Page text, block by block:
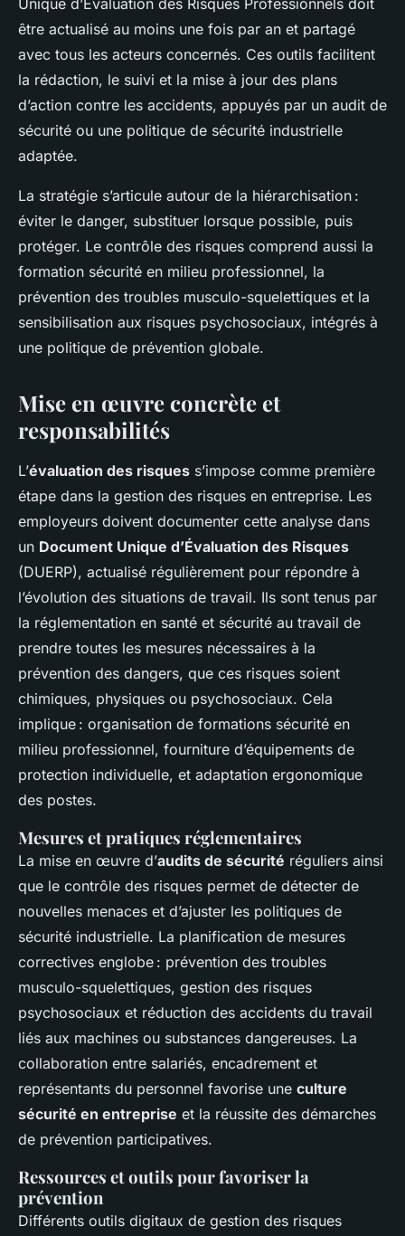
Unique d’Évaluation des Risques Professionnels doit
être actualisé au moins une fois par an et partagé
avec tous les acteurs concernés. Ces outils facilitent
la rédaction, le suivi et la mise à jour des plans
d’action contre les accidents, appuyés par un audit de
sécurité ou une politique de sécurité industrielle
adaptée.
La stratégie s’articule autour de la hiérarchisation :
éviter le danger, substituer lorsque possible, puis
protéger. Le contrôle des risques comprend aussi la
formation sécurité en milieu professionnel, la
prévention des troubles musculo-squelettiques et la
sensibilisation aux risques psychosociaux, intégrés à
une politique de prévention globale.
Mise en œuvre concrète et
responsabilités
L’évaluation des risques s’impose comme première
étape dans la gestion des risques en entreprise. Les
employeurs doivent documenter cette analyse dans
un Document Unique d’Évaluation des Risques
(DUERP), actualisé régulièrement pour répondre à
l’évolution des situations de travail. Ils sont tenus par
la réglementation en santé et sécurité au travail de
prendre toutes les mesures nécessaires à la
prévention des dangers, que ces risques soient
chimiques, physiques ou psychosociaux. Cela
implique : organisation de formations sécurité en
milieu professionnel, fourniture d’équipements de
protection individuelle, et adaptation ergonomique
des postes.
Mesures et pratiques réglementaires
La mise en œuvre d’audits de sécurité réguliers ainsi
que le contrôle des risques permet de détecter de
nouvelles menaces et d’ajuster les politiques de
sécurité industrielle. La planification de mesures
correctives englobe : prévention des troubles
musculo-squelettiques, gestion des risques
psychosociaux et réduction des accidents du travail
liés aux machines ou substances dangereuses. La
collaboration entre salariés, encadrement et
représentants du personnel favorise une culture
sécurité en entreprise et la réussite des démarches
de prévention participatives.
Ressources et outils pour favoriser la
prévention
Différents outils digitaux de gestion des risques